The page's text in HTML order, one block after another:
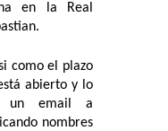
en la Real
como el plazo
abierto y lo
un email a
nombres